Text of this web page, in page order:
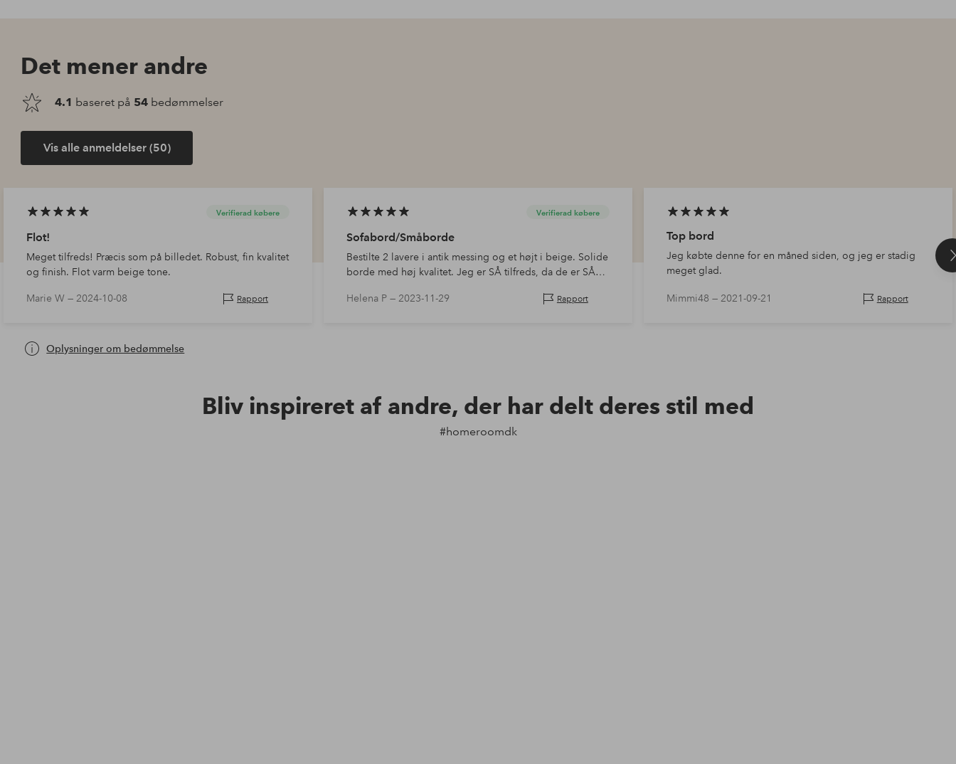
Det mener andre
4.1 baseret på 54 bedømmelser
Vis alle anmeldelser (50)
Verifierad købere
Flot!
Meget tilfreds! Præcis som på billedet. Robust, fin kvalitet
og finish. Flot varm beige tone.
Marie W —2024-10-08 Rapport
Verifierad købere
Sofabord/Småborde
Bestilte 2 lavere i antik messing og et højt i beige. Solide
borde med høj kvalitet. Jeg er SÅ tilfreds, da de er SÅ
Helena P —2023-11-29 Rapport
Top bord
Jeg købte denne for en måned siden, og jeg er stadig
meget glad.
Mimmi48 — 2021-09-21 Rapport
Oplysninger om bedømmelse
Bliv inspireret af andre, der har delt deres stil med
#homeroomdk